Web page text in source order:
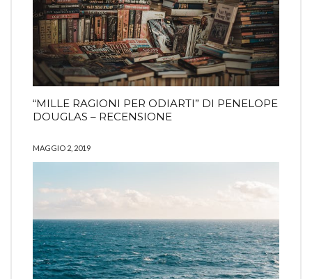
“MILLE RAGIONI PER ODIARTI” DI PENELOPE
DOUGLAS – RECENSIONE
MAGGIO 2, 2019